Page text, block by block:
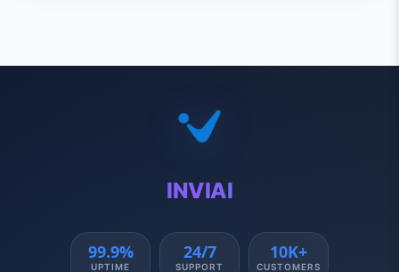
INVIAI
99.9%
UPTIME
24/7
SUPPORT
10K+
CUSTOMERS